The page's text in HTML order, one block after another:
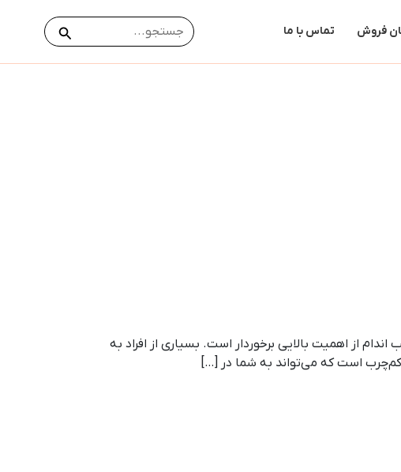
فروش تماس با ما
جستجو
برای:
جستجو
از اهمیت بالایی برخوردار است. بسیاری از افراد به
است که می‌تواند به شما در […]